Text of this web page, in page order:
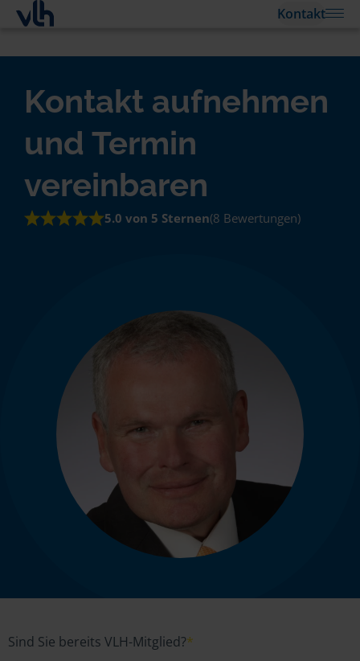
Kontakt
Kontakt aufnehmen
und Termin
vereinbaren
5.0 von 5 Sternen(8 Bewertungen)
Sind Sie bereits VLH-Mitglied?*